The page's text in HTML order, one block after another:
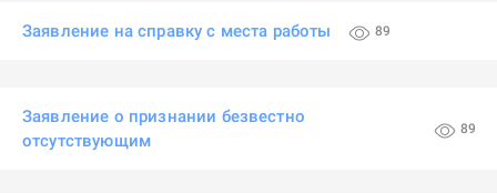
Заявление на справку с места работы 89
Заявление о признании безвестно
отсутствующим
89